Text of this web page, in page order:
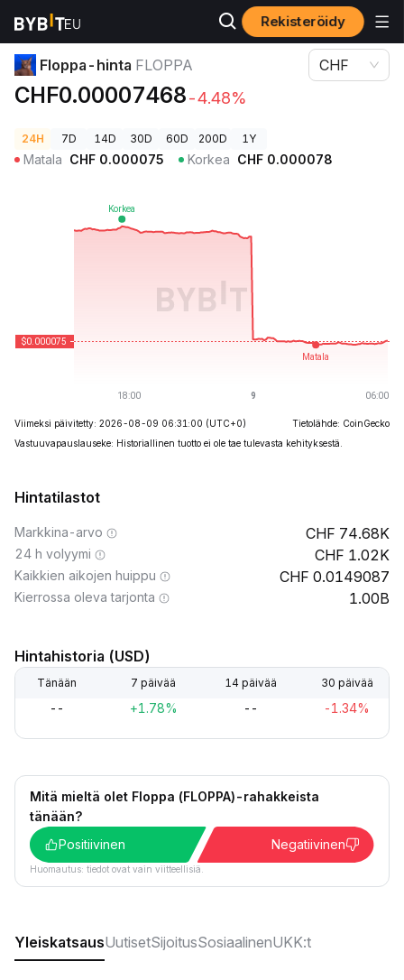
Rekisteröidy
Kryptohinnat
Floppa-hinta FLOPPA
CHF0.00007468-4.48%
CHF
24H 7D 14D 30D 60D 200D 1Y
Matala CHF 0.000075 Korkea CHF 0.000078
Viimeksi päivitetty: 2026-08-09 06:31:00 (UTC+0)
Tietolähde: CoinGecko
Vastuuvapauslauseke: Historiallinen tuotto ei ole tae tulevasta kehityksestä.
Hintatilastot
Markkina-arvo 74.68K
24 h volyymi 1.02K
Kaikkien aikojen huippu 0.0149087
Kierrossa oleva tarjonta 1.00B
Hintahistoria (USD)
Tänään 7 päivää 14 päivää 30 päivää
-- +1.78% -- -1.34%
Mitä mieltä olet Floppa (FLOPPA)-rahakkeista
tänään?
Positiivinen
Negatiivinen
Huomautus: tiedot ovat vain viitteellisiä.
YleiskatsausUutisetSijoitusSosiaalinenUKK:t